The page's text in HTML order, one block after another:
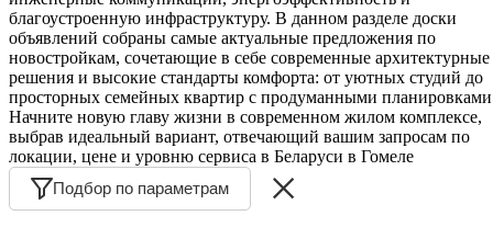
благоустроенную инфраструктуру. В данном разделе доски
объявлений собраны самые актуальные предложения по
новостройкам, сочетающие в себе современные архитектурные
решения и высокие стандарты комфорта: от уютных студий до
просторных семейных квартир с продуманными
Начните новую главу жизни в современном жилом комплексе,
выбрав идеальный вариант, отвечающий вашим запросам по
локации, цене и уровню сервиса в Беларуси в Гомеле
Подбор по параметрам